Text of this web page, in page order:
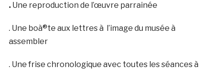
. Une reproduction de l’œuvre parrainée
. Une boà®te aux lettres à l’image du musée à
assembler
. Une frise chronologique avec toutes les séances à